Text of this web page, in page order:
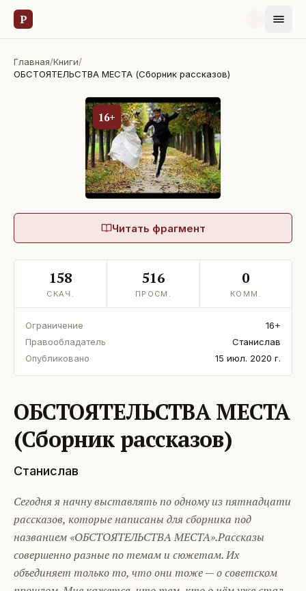
Р
Главная/Книги/
ОБСТОЯТЕЛЬСТВА МЕСТА (Сборник рассказов)
16+
Читать фрагмент
158
СКАЧ.
516
ПРОСМ.
0
КОММ.
Ограничение
16+
Правообладатель
Станислав
Опубликовано
15 июл. 2020 г.
ОБСТОЯТЕЛЬСТВА МЕСТА
(Сборник рассказов)
Станислав
Сегодня я начну выставлять по одному из пятнадцати
рассказов, которые написаны для сборника под
названием «ОБСТОЯТЕЛЬСТВА МЕСТА».Рассказы
совершенно разные по темам и сюжетам. Их
объединяет только то, что они тоже — о советском